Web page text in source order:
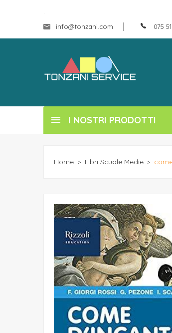
.
info@tonzani.com 075
I NOSTRI PRODOTTI
Home Libri Scuole Medie